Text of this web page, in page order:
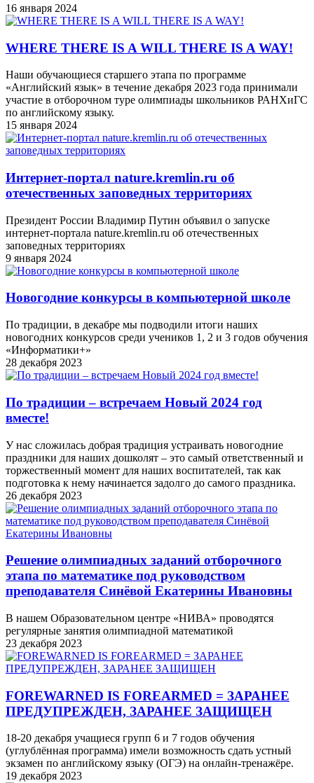
16 января 2024
WHERE THERE IS A WILL THERE IS A WAY!
Наши обучающиеся старшего этапа по программе
«Английский язык» в течение декабря 2023 года принимали
участие в отборочном туре олимпиады школьников РАНХиГС
по английскому языку.
15 января 2024
Интернет-портал nature.kremlin.ru об
отечественных заповедных территориях
Президент России Владимир Путин объявил о запуске
интернет-портала nature.kremlin.ru об отечественных
заповедных территориях
9 января 2024
Новогодние конкурсы в компьютерной школе
По традиции, в декабре мы подводили итоги наших
новогодних конкурсов среди учеников 1, 2 и 3 годов обучения
«Информатики+»
28 декабря 2023
По традиции – встречаем Новый 2024 год
вместе!
У нас сложилась добрая традиция устраивать новогодние
праздники для наших дошколят – это самый ответственный и
торжественный момент для наших воспитателей, так как
подготовка к нему начинается задолго до самого праздника.
26 декабря 2023
Решение олимпиадных заданий отборочного
этапа по математике под руководством
преподавателя Синёвой Екатерины Ивановны
В нашем Образовательном центре «НИВА» проводятся
регулярные занятия олимпиадной математикой
23 декабря 2023
FOREWARNED IS FOREARMED = ЗАРАНЕЕ
ПРЕДУПРЕЖДЕН, ЗАРАНЕЕ ЗАЩИЩЕН
18-20 декабря учащиеся групп 6 и 7 годов обучения
(углублённая программа) имели возможность сдать устный
экзамен по английскому языку (ОГЭ) на онлайн-тренажёре.
19 декабря 2023